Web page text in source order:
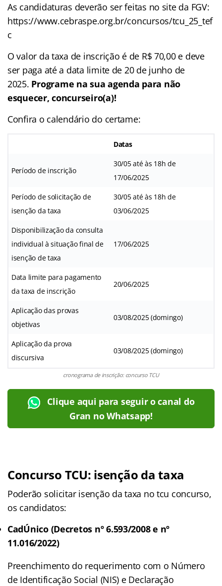
As candidaturas deverão ser feitas no site da FGV:
https://www.cebraspe.org.br/concursos/tcu_25_tef
c
O valor da taxa de inscrição é de R$ 70,00 e deve
ser paga até a data limite de 20 de junho de
2025. Programe na sua agenda para não
esquecer, concurseiro(a)!
Confira o calendário do certame:
Datas
Período de inscrição
30/05 até às 18h de
17/06/2025
Período de solicitação de
isenção da taxa
30/05 até às 18h de
03/06/2025
Disponibilização da consulta
individual à situação final de
isenção de taxa
17/06/2025
Data limite para pagamento
da taxa de inscrição
20/06/2025
Aplicação das provas
objetivas
03/08/2025 (domingo)
Aplicação da prova
discursiva
03/08/2025 (domingo)
cronograma de inscrição: concurso TCU
Clique aqui para seguir o canal do
Gran no Whatsapp!
Concurso TCU: isenção da taxa
Poderão solicitar isenção da taxa no tcu concurso,
os candidatos:
CadÚnico (Decretos nº 6.593/2008 e nº
11.016/2022)
Preenchimento do requerimento com o Número
de Identificação Social (NIS) e Declaração